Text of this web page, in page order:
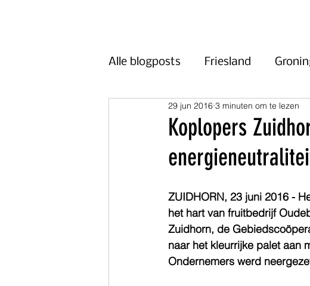
Alle blogposts Friesland
Brabant Overijssel
Zuid-Holland
Koplopers
29 jun 2016 3 minuten om te lezen
ZUIDHORN, 23 juni 2016 -
het hart van fruitbedrijf
Zuidhorn, de
naar het kleurrijke palet aan
Ondernemers werd